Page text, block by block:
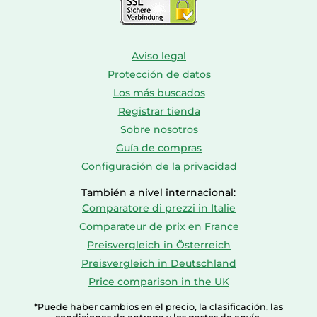
Aviso legal
Protección de datos
Los más buscados
Registrar tienda
Sobre nosotros
Guía de compras
Configuración de la privacidad
También a nivel internacional:
Comparatore di prezzi in Italie
Comparateur de prix en France
Preisvergleich in Österreich
Preisvergleich in Deutschland
Price comparison in the UK
*Puede haber cambios en el precio, la clasificación, las